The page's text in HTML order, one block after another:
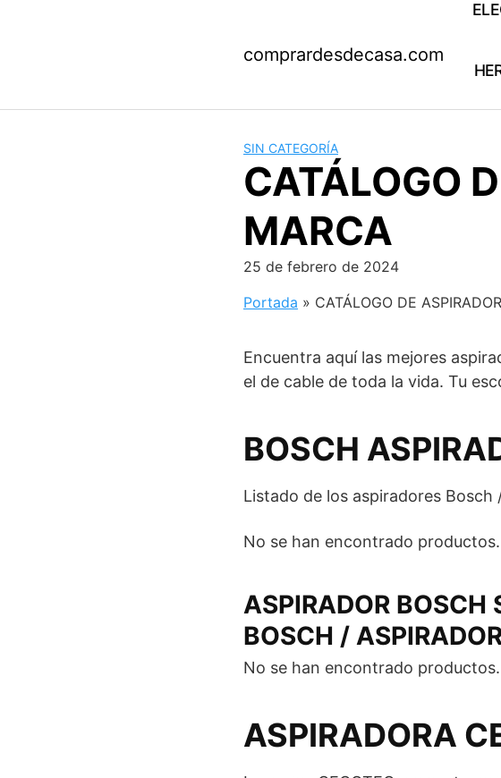
comprardesdecasa.com
SIN CATEGORÍA
CATÁLOGO
MARCA
25 de febrero de 2024
Portada » CATÁLOGO DE
Encuentra aquí las mejores
el de cable de toda la vida. Tu
BOSCH
Listado de los aspiradores
No se han encontrado productos.
ASPIRADOR BOSCH
BOSCH /
No se han encontrado productos.
ASPIRADORA